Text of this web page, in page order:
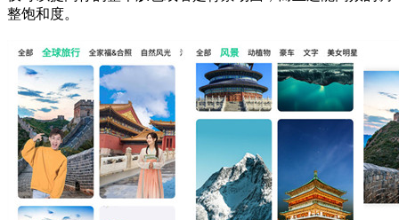
整饱和度。